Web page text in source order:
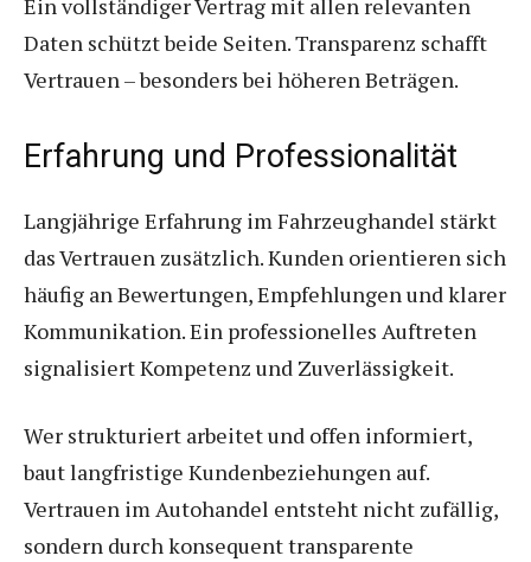
Ein vollständiger Vertrag mit allen relevanten
Daten schützt beide Seiten. Transparenz schafft
Vertrauen – besonders bei höheren Beträgen.
Erfahrung und Professionalität
Langjährige Erfahrung im Fahrzeughandel stärkt
das Vertrauen zusätzlich. Kunden orientieren sich
häufig an Bewertungen, Empfehlungen und klarer
Kommunikation. Ein professionelles Auftreten
signalisiert Kompetenz und Zuverlässigkeit.
Wer strukturiert arbeitet und offen informiert,
baut langfristige Kundenbeziehungen auf.
Vertrauen im Autohandel entsteht nicht zufällig,
sondern durch konsequent transparente